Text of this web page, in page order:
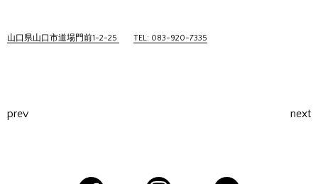
山口県山口市道場門前1-2-25 TEL: 083-920-7335
prev next